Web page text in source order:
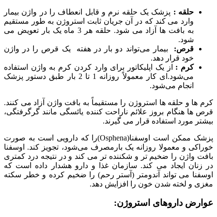
حلقه : پزشک یک حلقه نرم و قابل انعطاف را در واژن بیمار
وارد می کند که در آن جریان ثابت استروژن به طور مستقیم
به بافت ها آزاد می شود. حلقه هر 3 ماه یک بار تعویض می
شود.
قرص:
بیمار می‌تواند دو بار در هفته یک قرص را در واژن
خود قرار دهد.
کرم :
از یک اپلیکاتور برای وارد کردن کرم به واژن استفاده
می‌شود.ای کار معمولاً روزانه 1 تا 2 بار طبق دستور پزشک
انجام می‌شود.
کرم ها و حلقه ها استروژن را مستقیماً به بافت واژن آزاد می کنند.
قرص ها هنگام بروز علائم ناراحت کننده یائسگی مانند گرگرفتگی،
بیشتر مورد استفاده قرار می گیرند.
پزشک ممکن است اوسفنا(Osphena)را که دارویی است به صورت
خوراکی و معمولا روزانه یک بارمصرف می‌شود، تجویز کند. اوسفنا
بافت واژن را ضخیم تر و شکننده تر می کند و در نتیجه درد کمتری
در زنان ایجاد می کند. سازمان غذا و دارو هشدار داده است كه
اوسفنا می تواند آندومتر (آستر رحم) را ضخیم كرده و خطر سكته
مغزی و لخته شدن خون را افزایش دهد.
عوارض داروهای استروژن: